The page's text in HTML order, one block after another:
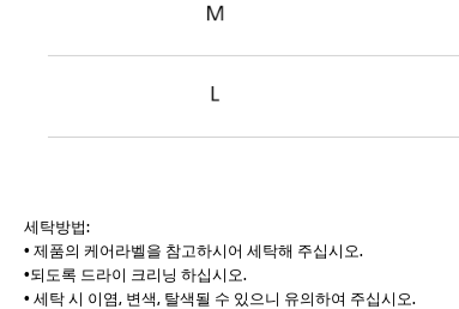
세탁방법:
• 제품의 케어라벨을 참고하시어 세탁해 주십시오.
•되도록 드라이 크리닝 하십시오.
• 세탁 시 이염, 변색, 탈색될 수 있으니 유의하여 주십시오.